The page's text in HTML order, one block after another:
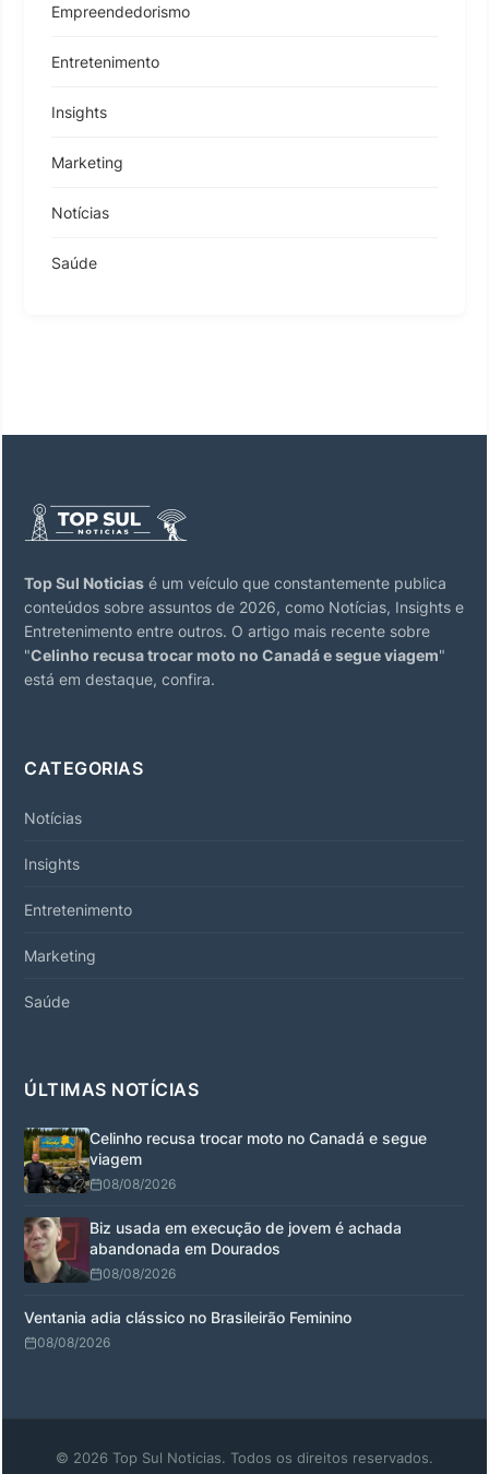
Empreendedorismo
Entretenimento
Insights
Marketing
Notícias
Saúde
Top Sul Noticias é um veículo que constantemente publica
conteúdos sobre assuntos de 2026, como Notícias, Insights e
Entretenimento entre outros. O artigo mais recente sobre
"Celinho recusa trocar moto no Canadá e segue viagem"
está em destaque, confira.
CATEGORIAS
Notícias
Insights
Entretenimento
Marketing
Saúde
ÚLTIMAS NOTÍCIAS
Celinho recusa trocar moto no Canadá e segue
viagem
08/08/2026
Biz usada em execução de jovem é achada
abandonada em Dourados
08/08/2026
Ventania adia clássico no Brasileirão Feminino
08/08/2026
© 2026 Top Sul Noticias. Todos os direitos reservados.